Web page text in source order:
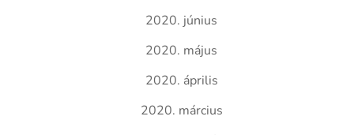
2020. június
2020. május
2020. április
2020. március